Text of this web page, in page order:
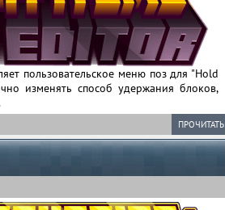
пользовательское меню поз для "Hold
изменять способ удержания блоков,
ПРОЧИТАТЬ